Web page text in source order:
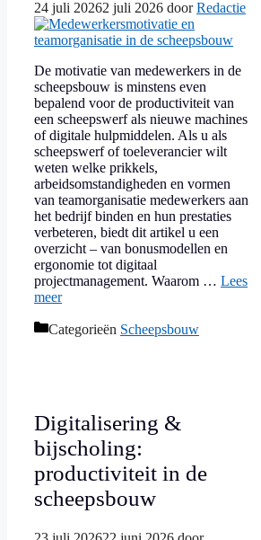
24 juli 20262 juli 2026 doorRedactie
De motivatie van medewerkers in de
scheepsbouw is minstens even
bepalend voor de productiviteit van
een scheepswerf als nieuwe machines
of digitale hulpmiddelen. Als u als
scheepswerf of toeleverancier wilt
weten welke prikkels,
arbeidsomstandigheden en vormen
van teamorganisatie medewerkers aan
het bedrijf binden en hun prestaties
verbeteren, biedt dit artikel u een
overzicht – van bonusmodellen en
ergonomie tot digitaal
projectmanagement. Waarom … Lees
meer
Categorieën Scheepsbouw
Digitalisering &
bijscholing:
productiviteit in de
scheepsbouw